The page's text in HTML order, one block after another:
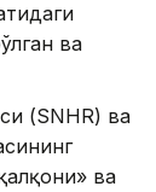
ва
(SNHR) ва
ва